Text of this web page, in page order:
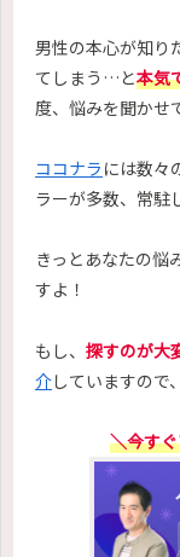
男性の本心が知り
てしまう…と本気
度、悩みを聞かせ
ココナラ には数々
ラーが多数、常駐
きっとあなたの悩
すよ！
もし、 探すのが大
介していますので
＼今す